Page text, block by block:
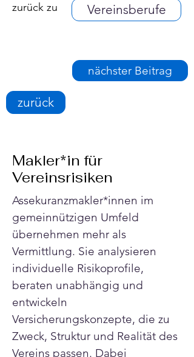
zurück zu Vereinsberufe
nächster Beitrag
zurück
Makler*in für
Vereinsrisiken
Assekuranzmakler*innen im
gemeinnützigen Umfeld
übernehmen mehr als
Vermittlung. Sie analysieren
individuelle Risikoprofile,
beraten unabhängig und
entwickeln
Versicherungskonzepte, die zu
Zweck, Struktur und Realität des
Vereins passen. Dabei